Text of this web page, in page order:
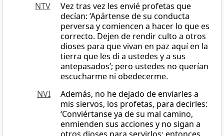
NTV
Vez tras vez les envié profetas que
decían: ‘Apártense de su conducta
perversa y comiencen a hacer lo que es
correcto. Dejen de rendir culto a otros
dioses para que vivan en paz aquí en la
tierra que les di a ustedes y a sus
antepasados’; pero ustedes no querían
escucharme ni obedecerme.
NVI
Además, no he dejado de enviarles a
mis siervos, los profetas, para decirles:
‘Conviértanse ya de su mal camino,
enmienden sus acciones y no sigan a